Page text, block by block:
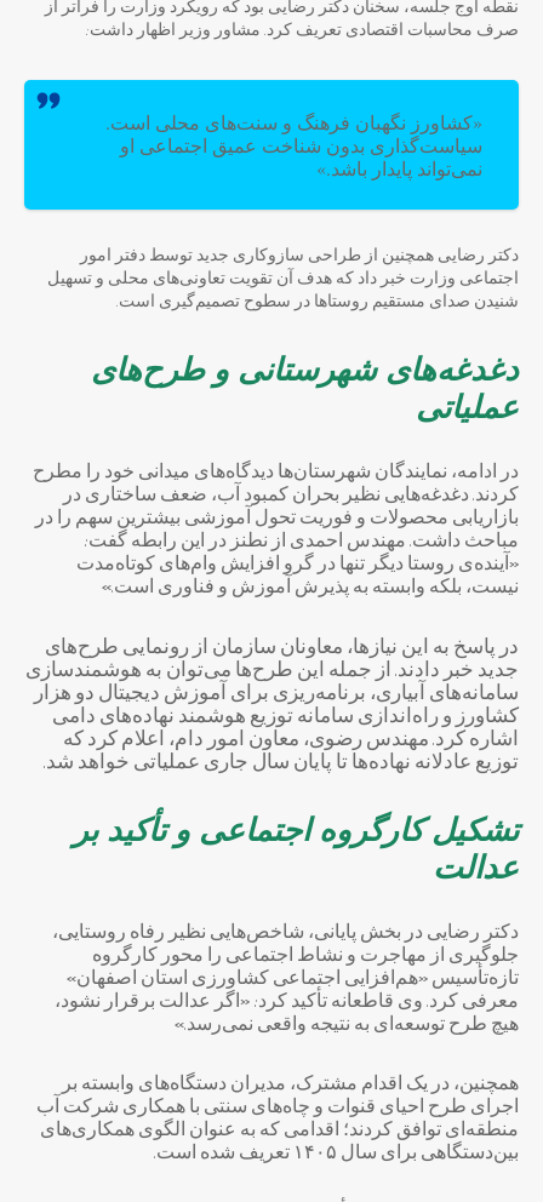
نقطه اوج جلسه، سخنان دکتر رضایی بود که رویکرد وزارت را فراتر از
صرف محاسبات اقتصادی تعریف کرد. مشاور وزیر اظهار داشت:
«کشاورز نگهبان فرهنگ و سنت‌های محلی است.
سیاست‌گذاری بدون شناخت عمیق اجتماعی او
نمی‌تواند پایدار باشد.»
دکتر رضایی همچنین از طراحی سازوکاری جدید توسط دفتر امور
اجتماعی وزارت خبر داد که هدف آن تقویت تعاونی‌های محلی و تسهیل
شنیدن صدای مستقیم روستاها در سطوح تصمیم‌گیری است.
دغدغه‌های شهرستانی و طرح‌های
عملیاتی
در ادامه، نمایندگان شهرستان‌ها دیدگاه‌های میدانی خود را مطرح
کردند. دغدغه‌هایی نظیر بحران کمبود آب، ضعف ساختاری در
بازاریابی محصولات و فوریت تحول آموزشی بیشترین سهم را در
مباحث داشت. مهندس احمدی از نطنز در این رابطه گفت:
«آینده‌ی روستا دیگر تنها در گرو افزایش وام‌های کوتاه‌مدت
نیست، بلکه وابسته به پذیرش آموزش و فناوری است.»
در پاسخ به این نیازها، معاونان سازمان از رونمایی طرح‌های
جدید خبر دادند. از جمله این طرح‌ها می‌توان به هوشمندسازی
سامانه‌های آبیاری، برنامه‌ریزی برای آموزش دیجیتال دو هزار
کشاورز و راه‌اندازی سامانه توزیع هوشمند نهاده‌های دامی
اشاره کرد. مهندس رضوی، معاون امور دام، اعلام کرد که
توزیع عادلانه نهاده‌ها تا پایان سال جاری عملیاتی خواهد شد.
تشکیل کارگروه اجتماعی و تأکید بر
عدالت
دکتر رضایی در بخش پایانی، شاخص‌هایی نظیر رفاه روستایی،
جلوگیری از مهاجرت و نشاط اجتماعی را محور کارگروه
تازه‌تأسیس «هم‌افزایی اجتماعی کشاورزی استان اصفهان»
معرفی کرد. وی قاطعانه تأکید کرد: «اگر عدالت برقرار نشود،
هیچ طرح توسعه‌ای به نتیجه واقعی نمی‌رسد.»
همچنین، در یک اقدام مشترک، مدیران دستگاه‌های وابسته بر
اجرای طرح احیای قنوات و چاه‌های سنتی با همکاری شرکت آب
منطقه‌ای توافق کردند؛ اقدامی که به عنوان الگوی همکاری‌های
بین‌دستگاهی برای سال ۱۴۰۵ تعریف شده است.